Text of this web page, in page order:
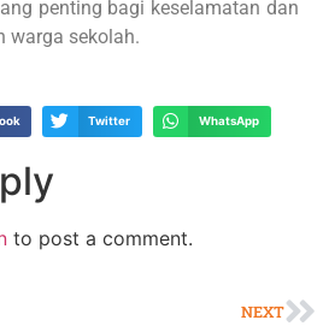
penting bagi keselamatan dan
warga sekolah.
Twitter WhatsApp
to post a comment.
NEXT